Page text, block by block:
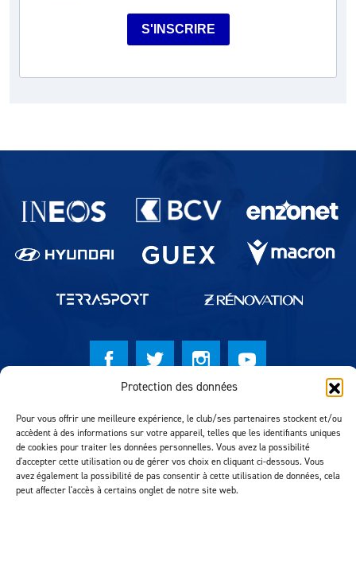
Protection des données
Pour vous offrir une meilleure expérience, le club/ses partenaires stockent et/ou
accèdent à des informations sur votre appareil, telles que les identifiants uniques
de cookies pour traiter les données personnelles. Vous avez la possibilité
d'accepter cette utilisation ou de gérer vos choix en cliquant ci-dessous. Vous
avez également la possibilité de pas consentir à cette utilisation de données, cela
peut affecter l'accès à certains onglet de notre site web.
S'INSCRIRE
Partenaires du lausanne-Sport
Réalisation MTM Agency